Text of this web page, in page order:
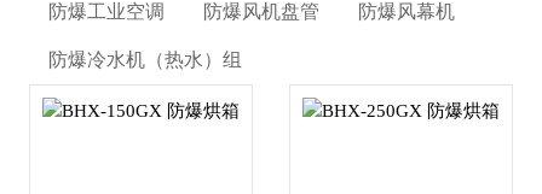
防爆工业空调 防爆风机盘管 防爆风幕机
防爆冷水机（热水）组